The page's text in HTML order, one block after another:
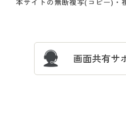
プレゼント＆キャンペーン サ
ついて
忘
本サイトの無断複写(コピー)・
画面共有サ